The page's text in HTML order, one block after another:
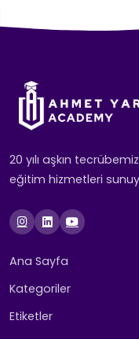
20 yılı aşkın
eğitim hizmetleri
Ana Sayfa
Kategoriler
Etiketler